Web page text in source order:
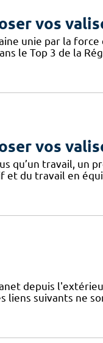
vos
unie par la
le Top 3 de la
vos
qu’un travail, un
du travail en
depuis
liens suivants ne